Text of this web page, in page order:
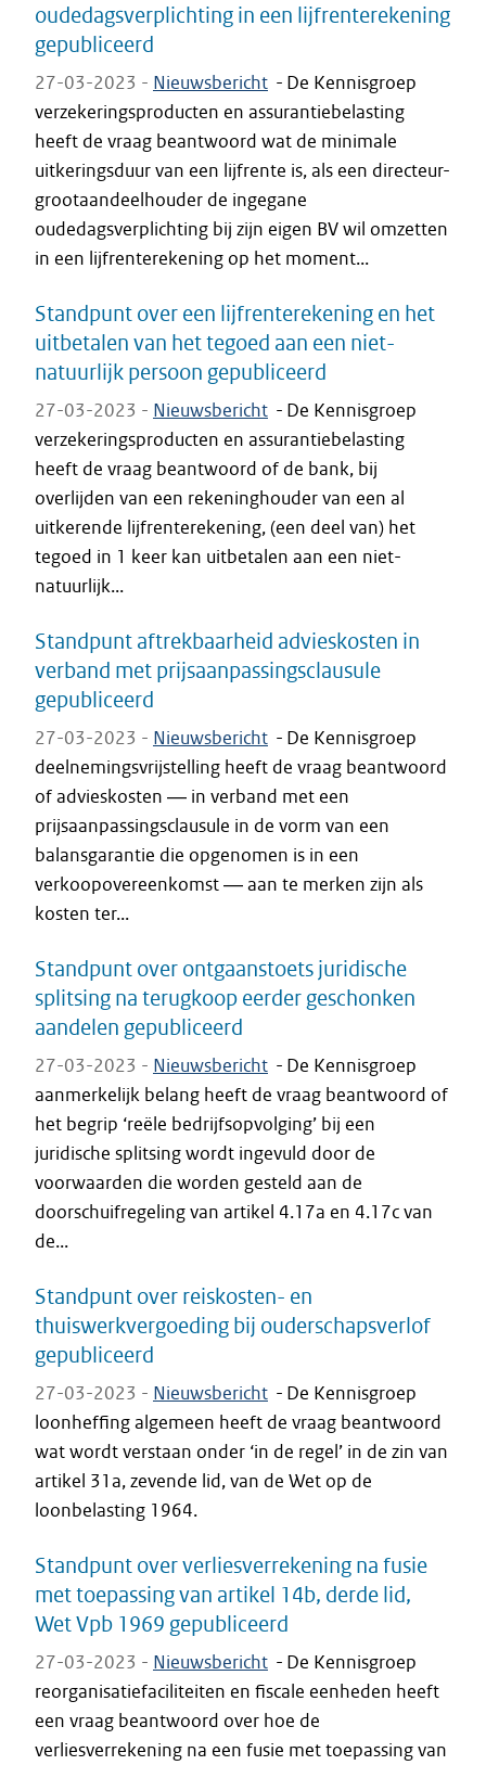
oudedagsverplichting in een lijfrenterekening
gepubliceerd
27-03-2023 - Nieuwsbericht - De Kennisgroep
verzekeringsproducten en assurantiebelasting
heeft de vraag beantwoord wat de minimale
uitkeringsduur van een lijfrente is, als een directeur-
grootaandeelhouder de ingegane
oudedagsverplichting bij zijn eigen BV wil omzetten
in een lijfrenterekening op het moment...
Standpunt over een lijfrenterekening en het
uitbetalen van het tegoed aan een niet-
natuurlijk persoon gepubliceerd
27-03-2023 - Nieuwsbericht - De Kennisgroep
verzekeringsproducten en assurantiebelasting
heeft de vraag beantwoord of de bank, bij
overlijden van een rekeninghouder van een al
uitkerende lijfrenterekening, (een deel van) het
tegoed in 1 keer kan uitbetalen aan een niet-
natuurlijk...
Standpunt aftrekbaarheid advieskosten in
verband met prijsaanpassingsclausule
gepubliceerd
27-03-2023 - Nieuwsbericht - De Kennisgroep
deelnemingsvrijstelling heeft de vraag beantwoord
of advieskosten ― in verband met een
prijsaanpassingsclausule in de vorm van een
balansgarantie die opgenomen is in een
verkoopovereenkomst ― aan te merken zijn als
kosten ter...
Standpunt over ontgaanstoets juridische
splitsing na terugkoop eerder geschonken
aandelen gepubliceerd
27-03-2023 - Nieuwsbericht - De Kennisgroep
aanmerkelijk belang heeft de vraag beantwoord of
het begrip ‘reële bedrijfsopvolging’ bij een
juridische splitsing wordt ingevuld door de
voorwaarden die worden gesteld aan de
doorschuifregeling van artikel 4.17a en 4.17c van
de...
Standpunt over reiskosten- en
thuiswerkvergoeding bij ouderschapsverlof
gepubliceerd
27-03-2023 - Nieuwsbericht - De Kennisgroep
loonheffing algemeen heeft de vraag beantwoord
wat wordt verstaan onder ‘in de regel’ in de zin van
artikel 31a, zevende lid, van de Wet op de
loonbelasting 1964.
Standpunt over verliesverrekening na fusie
met toepassing van artikel 14b, derde lid,
Wet Vpb 1969 gepubliceerd
27-03-2023 - Nieuwsbericht - De Kennisgroep
reorganisatiefaciliteiten en fiscale eenheden heeft
een vraag beantwoord over hoe de
verliesverrekening na een fusie met toepassing van